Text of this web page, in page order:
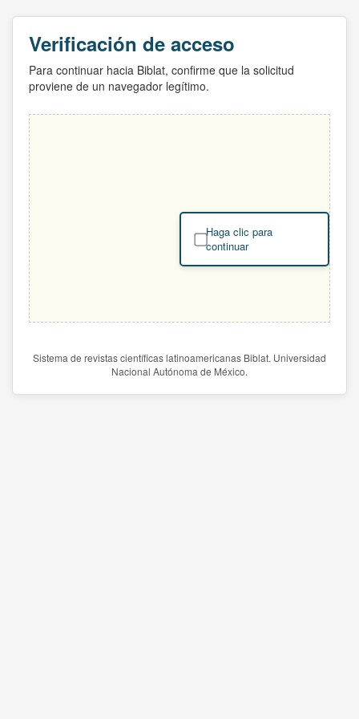
Verificación de acceso
Para continuar hacia Biblat, confirme que la solicitud
proviene de un navegador legítimo.
Haga clic para
continuar
Sistema de revistas científicas latinoamericanas Biblat. Universidad
Nacional Autónoma de México.